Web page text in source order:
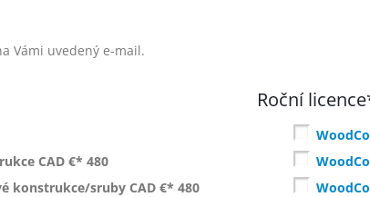
Vámi uvedený e-mail.
CAD €* 480
konstrukce/sruby CAD €* 480
Roční